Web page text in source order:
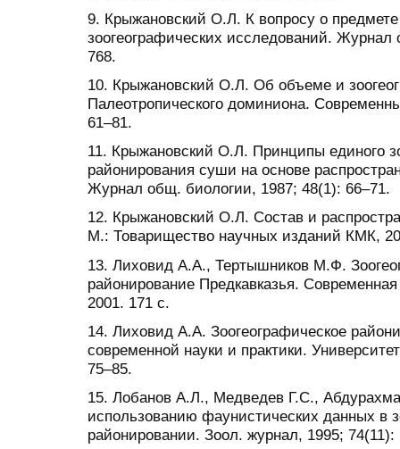
9. Крыжановский О.Л. К вопросу о
зоогеографических исследований.
768.
10. Крыжановский О.Л. Об объеме и
Палеотропического доминиона.
61–81.
11. Крыжановский О.Л. Принципы единого
районирования суши на основе
Журнал общ. биологии, 1987; 48(1): 66–71.
12. Крыжановский О.Л. Состав и
М.: Товарищество научных изданий КМК,
13. Лиховид А.А., Тертышников М.Ф.
районирование Предкавказья.
2001. 171 с.
14. Лиховид А.А. Зоогеографическое
современной науки и практики.
75–85.
15. Лобанов А.Л., Медведев Г.С.,
использованию фаунистических данных в
районировании. Зоол. журнал, 1995; 74(11):